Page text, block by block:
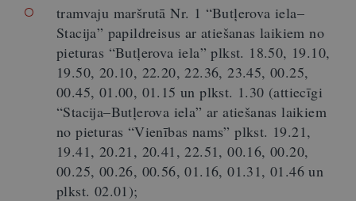
tramvaju maršrutā Nr. 1 “Butļerova iela–
Stacija” papildreisus ar atiešanas laikiem no
pieturas “Butļerova iela” plkst. 18.50, 19.10,
19.50, 20.10, 22.20, 22.36, 23.45, 00.25,
00.45, 01.00, 01.15 un plkst. 1.30 (attiecīgi
“Stacija–Butļerova iela” ar atiešanas laikiem
no pieturas “Vienības nams” plkst. 19.21,
19.41, 20.21, 20.41, 22.51, 00.16, 00.20,
00.25, 00.26, 00.56, 01.16, 01.31, 01.46 un
plkst. 02.01);